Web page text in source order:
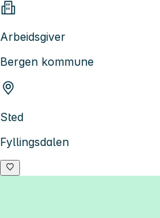
Arbeidsgiver
Bergen kommune
Sted
Fyllingsdalen